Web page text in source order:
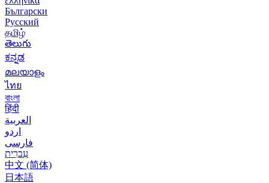
Български
Русский
தமிழ்
తెలుగు
ಕನ್ನಡ
മലയാളം
ไทย
বাংলা
हिंदी
العربية
اردو
فارسی
עִברִית
中文 (简体)
日本語